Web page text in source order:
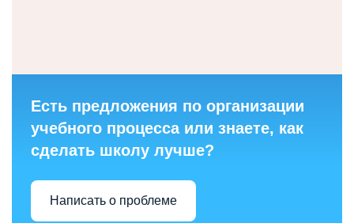
Есть предложения по организации
учебного процесса или знаете, как
сделать школу лучше?
Написать о проблеме